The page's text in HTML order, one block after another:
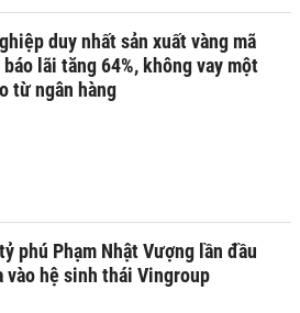
duy nhất sản xuất vàng mã
lãi tăng 64%, không vay một
từ ngân hàng
phú Phạm Nhật Vượng lần đầu
vào hệ sinh thái Vingroup